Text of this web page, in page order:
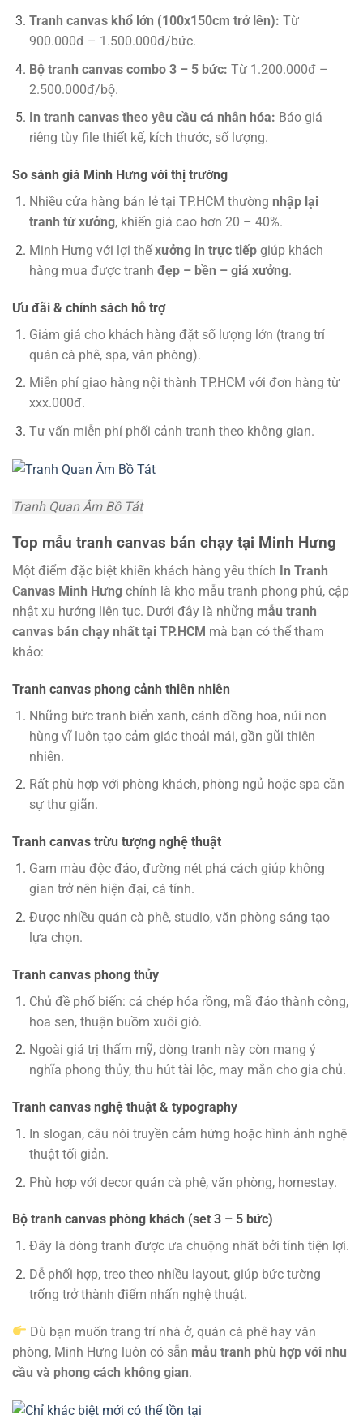
Tranh canvas khổ lớn (100x150cm trở lên): Từ
900.000đ – 1.500.000đ/bức.
Bộ tranh canvas combo 3 – 5 bức: Từ 1.200.000đ –
2.500.000đ/bộ.
In tranh canvas theo yêu cầu cá nhân hóa: Báo giá
riêng tùy file thiết kế, kích thước, số lượng.
So sánh giá Minh Hưng với thị trường
Nhiều cửa hàng bán lẻ tại TP.HCM thường nhập lại
tranh từ xưởng, khiến giá cao hơn 20 – 40%.
Minh Hưng với lợi thếxưởng in trực tiếpgiúp khách
hàng mua được tranh đẹp – bền – giá xưởng.
Ưu đãi & chính sách hỗ trợ
Giảm giá cho khách hàng đặt số lượng lớn (trang trí
quán cà phê, spa, văn phòng).
Miễn phí giao hàng nội thành TP.HCM với đơn hàng từ
xxx.000đ.
Tư vấn miễn phí phối cảnh tranh theo không gian.
Tranh Quan Âm Bồ Tát
Top mẫu tranh canvas bán chạy tại Minh Hưng
Một điểm đặc biệt khiến khách hàng yêu thích In Tranh
Canvas Minh Hưng chính là kho mẫu tranh phong phú, cập
nhật xu hướng liên tục. Dưới đây là những mẫu tranh
canvas bán chạy nhất tại TP.HCM mà bạn có thể tham
khảo:
Tranh canvas phong cảnh thiên nhiên
Những bức tranh biển xanh, cánh đồng hoa, núi non
hùng vĩ luôn tạo cảm giác thoải mái, gần gũi thiên
nhiên.
Rất phù hợp với phòng khách, phòng ngủ hoặc spa cần
sự thư giãn.
Tranh canvas trừu tượng nghệ thuật
Gam màu độc đáo, đường nét phá cách giúp không
gian trở nên hiện đại, cá tính.
Được nhiều quán cà phê, studio, văn phòng sáng tạo
lựa chọn.
Tranh canvas phong thủy
Chủ đề phổ biến: cá chép hóa rồng, mã đáo thành công,
hoa sen, thuận buồm xuôi gió.
Ngoài giá trị thẩm mỹ, dòng tranh này còn mang ý
nghĩa phong thủy, thu hút tài lộc, may mắn cho gia chủ.
Tranh canvas nghệ thuật & typography
In slogan, câu nói truyền cảm hứng hoặc hình ảnh nghệ
thuật tối giản.
Phù hợp với decor quán cà phê, văn phòng, homestay.
Bộ tranh canvas phòng khách (set 3 – 5 bức)
Đây là dòng tranh được ưa chuộng nhất bởi tính tiện lợi.
Dễ phối hợp, treo theo nhiều layout, giúp bức tường
trống trở thành điểm nhấn nghệ thuật.
Dù bạn muốn trang trí nhà ở, quán cà phê hay văn
phòng, Minh Hưng luôn có sẵn mẫu tranh phù hợp với nhu
cầu và phong cách không gian.